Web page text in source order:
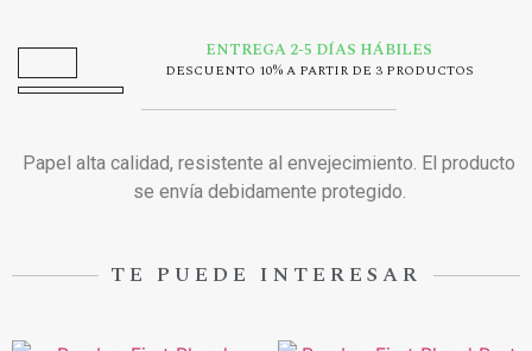
ENTREGA 2-5 DÍAS HÁBILES
DESCUENTO 10% A PARTIR DE 3 PRODUCTOS
Papel alta calidad, resistente al envejecimiento. El producto
se envía debidamente protegido.
TE PUEDE INTERESAR